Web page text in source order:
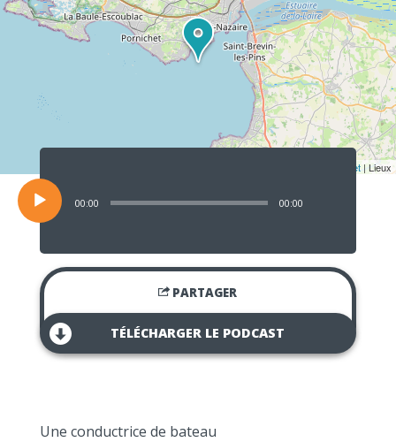
Leaflet | Lieux
Lecteur
00:00 00:00
PARTAGER
TÉLÉCHARGER LE PODCAST
Une conductrice de bateau